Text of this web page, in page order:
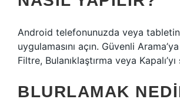
Android telefonunuzda veya
uygulamasını açın. Güvenli
Filtre, Bulanıklaştırma veya Kapalı’yı
BLURLAMAK